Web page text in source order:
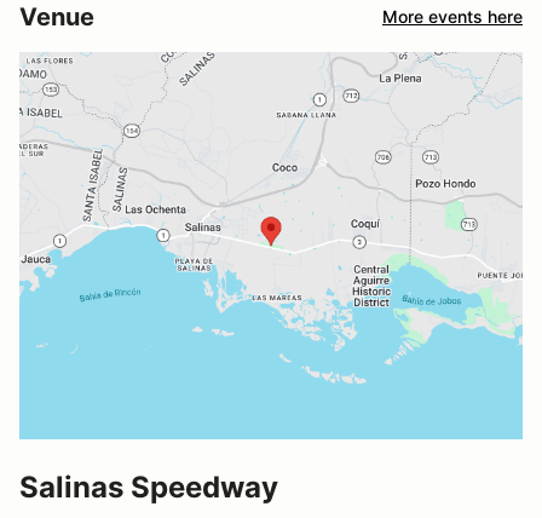
Venue More events here
Salinas Speedway